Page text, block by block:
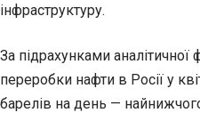
інфраструктуру.
За підрахунками
переробки нафти в Росії у
барелів на день —